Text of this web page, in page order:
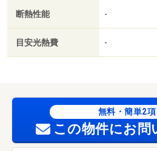
断熱性能 -
目安光熱費 -
無料・簡単2項
この物件にお問